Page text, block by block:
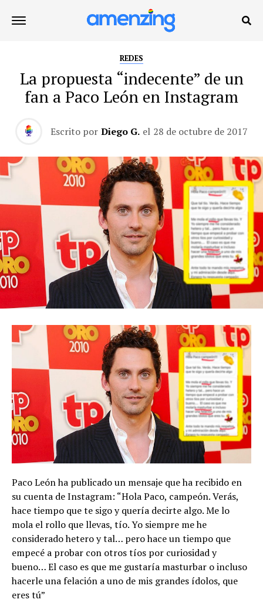
REDES
La propuesta “indecente” de un
fan a Paco León en Instagram
Escrito por Diego G. el 28 de octubre de 2017
Paco León ha publicado un mensaje que ha recibido en
su cuenta de Instagram: “Hola Paco, campeón. Verás,
hace tiempo que te sigo y quería decirte algo. Me lo
mola el rollo que llevas, tío. Yo siempre me he
considerado hetero y tal… pero hace un tiempo que
empecé a probar con otros tíos por curiosidad y
bueno… El caso es que me gustaría masturbar o incluso
hacerle una felación a uno de mis grandes ídolos, que
eres tú”